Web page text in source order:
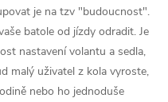
je na tzv "budoucnost".
batole od jízdy odradit. Je
nastavení volantu a sedla,
malý uživatel z kola vyroste,
nebo ho jednoduše